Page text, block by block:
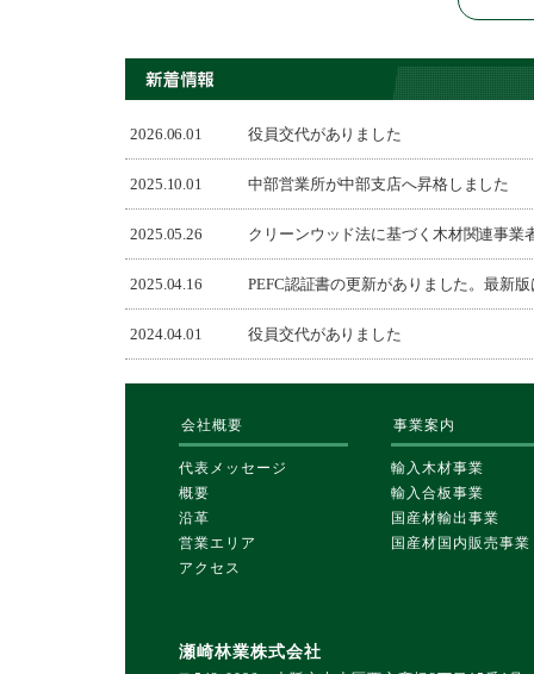
2026.06.01 役員交代がありました
2025.10.01 中部営業所が中部支店へ昇格しました
2025.05.26 クリーンウッド法に基づく木材関連事
2025.04.16 PEFC認証書の更新がありました。最新
2024.04.01 役員交代がありました
会社概要
代表メッセージ
概要
沿革
営業エリア
アクセス
事業案内
輸入木材事業
輸入合板事業
国産材輸出事業
国産材国内販売事業
瀬崎林業株式会社